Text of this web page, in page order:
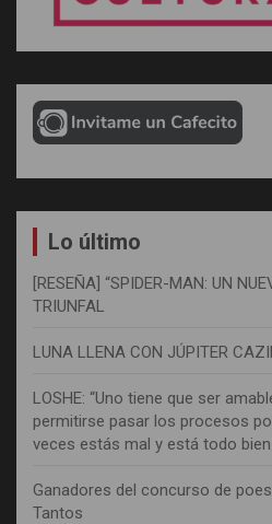
Lo último
[RESEÑA] “SPIDER-MAN: UN
TRIUNFAL
LUNA LLENA CON JÚPITER
LOSHE: “Uno tiene que ser
permitirse pasar los procesos
veces estás mal y está todo
Ganadores del concurso de
Tantos